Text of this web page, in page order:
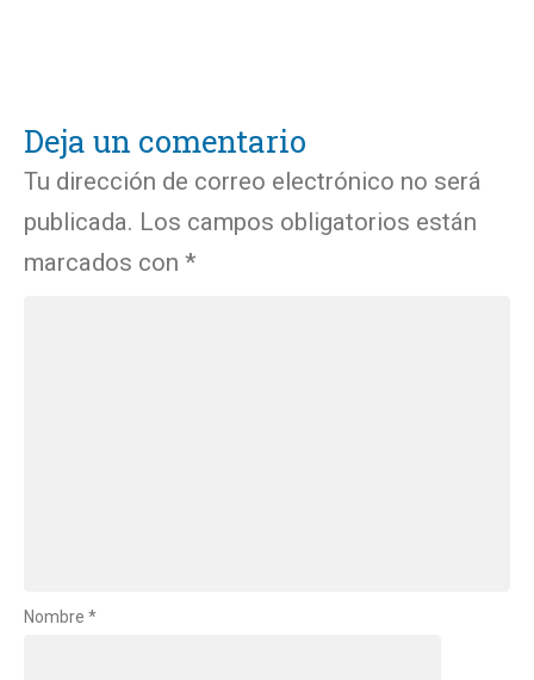
Deja un comentario
Tu dirección de correo electrónico no será
publicada. Los campos obligatorios están
marcados con *
Nombre *